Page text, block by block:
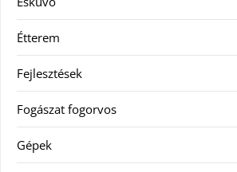
Étterem
Fejlesztések
Fogászat fogorvos
Gépek